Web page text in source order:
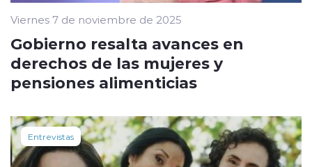
Viernes 7 de noviembre de 2025
Gobierno resalta avances en
derechos de las mujeres y
pensiones alimenticias
Entrevistas